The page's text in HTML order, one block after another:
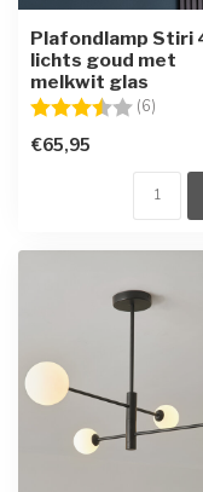
Plafondlamp Stiri
lichts goud met
melkwit glas
Beoordeling: (6)
€65,95